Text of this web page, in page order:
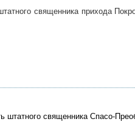
священника прихода
штатного священника Спасо-